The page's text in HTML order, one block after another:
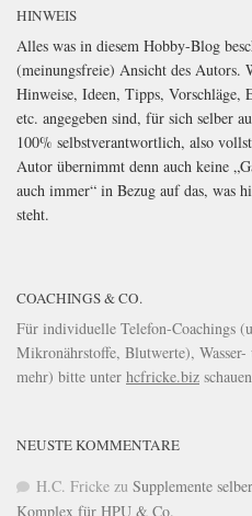
HINWEIS
Alles was in diesem Hobby-Blog
(meinungsfreie) Ansicht des Autors.
Hinweise, Ideen, Tipps, Vorschläge,
etc. angegeben sind, für sich selber
100% selbstverantwortlich, also
Autor übernimmt denn auch keine
auch immer“ in Bezug auf das, was
steht.
COACHINGS & CO.
Für individuelle Telefon-Coachings
Mikronährstoffe, Blutwerte),
mehr) bitte unter hcfricke.biz
NEUSTE KOMMENTARE
H.C. Fricke zu Supplemente
Komplex für HPU & Co.